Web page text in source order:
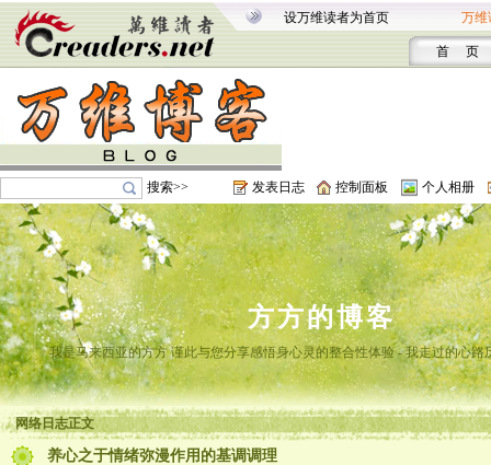
设万维读者为首页 万维
首 页
搜索>> 发表日志 控制面板 个人相册
方方的博客
我是马来西亚的方方 谨此与您分享感悟身心灵的整合性体验 - 我走过的心路
网络日志正文
养心之于情绪弥漫作用的基调调理